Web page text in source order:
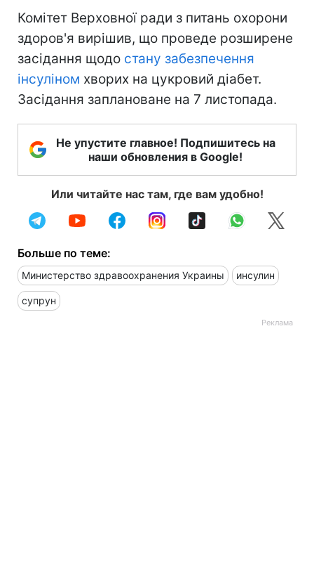
Комітет Верховної ради з питань охорони
здоров'я вирішив, що проведе розширене
засідання щодо стану забезпечення
інсуліном хворих на цукровий діабет.
Засідання заплановане на 7 листопада.
Не упустите главное! Подпишитесь на
наши обновления в Google!
Или читайте нас там, где вам удобно!
Больше по теме:
Министерство здравоохранения Украины инсулин
супрун